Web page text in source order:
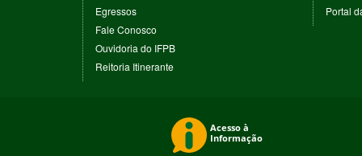
Egressos(abre
nova
janela)
Fale Conosco
em
nova
janela)
Ouvidoria do IFPB(abre
Reitoria Itinerante(abre
Portal